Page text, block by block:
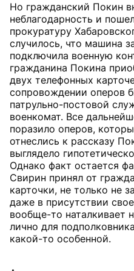
Но гражданский Покин
неблагодарность и
прокуратуру
случилось, что машина
подключила военную
гражданина Покина
двух телефонных
сопровождении оперов
патрульно-постовой
военкомат. Все
поразило оперов,
отнеслись к рассказу
выглядело
Однако факт остается
Свирин принял от
карточки, не только не
даже в присутствии
вообще-то наталкивает
лично для
какой-то особенной.